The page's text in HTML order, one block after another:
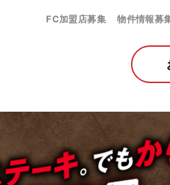
FC加盟店募集 物件情報募